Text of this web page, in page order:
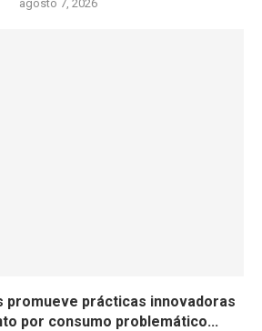
agosto 7, 2026
promueve prácticas innovadoras
por consumo problemático...